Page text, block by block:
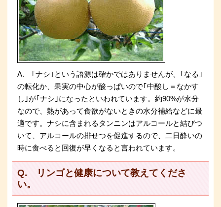
A. ｢ナシ｣という語源は確かではありませんが、｢なる｣
の転化か、果実の中心が酸っぱいので｢中酸し＝なかす
し｣が｢ナシ｣になったといわれています。約90%が水分
なので、熱があって食欲がないときの水分補給などに最
適です。ナシに含まれるタンニンはアルコールと結びつ
いて、アルコールの排せつを促進するので、二日酔いの
時に食べると回復が早くなると言われています。
Q. リンゴと健康について教えてくださ
い。